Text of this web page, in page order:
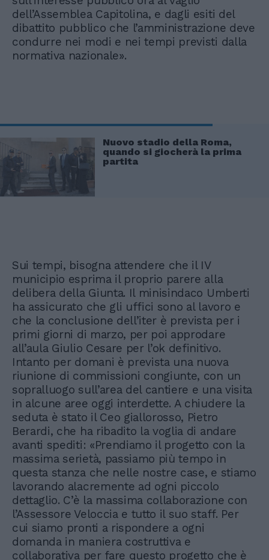
dell’Assemblea Capitolina, e dagli esiti del
dibattito pubblico che l’amministrazione deve
condurre nei modi e nei tempi previsti dalla
normativa nazionale».
Nuovo stadio della Roma,
quando si giocherà la prima
partita
Sui tempi, bisogna attendere che il IV
municipio esprima il proprio parere alla
delibera della Giunta. Il minisindaco Umberti
ha assicurato che gli uffici sono al lavoro e
che la conclusione dell’iter è prevista per i
primi giorni di marzo, per poi approdare
all’aula Giulio Cesare per l’ok definitivo.
Intanto per domani è prevista una nuova
riunione di commissioni congiunte, con un
sopralluogo sull’area del cantiere e una visita
in alcune aree oggi interdette. A chiudere la
seduta è stato il Ceo giallorosso, Pietro
Berardi, che ha ribadito la voglia di andare
avanti spediti: «Prendiamo il progetto con la
massima serietà, passiamo più tempo in
questa stanza che nelle nostre case, e stiamo
lavorando alacremente ad ogni piccolo
dettaglio. C’è la massima collaborazione con
l’Assessore Veloccia e tutto il suo staff. Per
cui siamo pronti a rispondere a ogni
domanda in maniera costruttiva e
collaborativa per fare questo progetto che è